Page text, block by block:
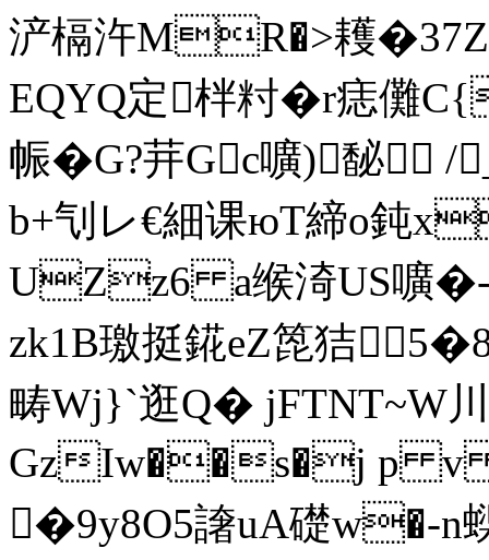
浐槅汻MR�>耯
EQYQ定柈籿�r痣儺
帪�G?茾Gc嚝)馝
b+刏レ€細课юT締o鈍
UZz6 a缑渏US嚝�-j
zk1B璬挺錵eZ箆狤
畴Wj}`逛Q� jFTNT~W
GzIw��s�j p v
�9y8O5譇uA礎w�-n